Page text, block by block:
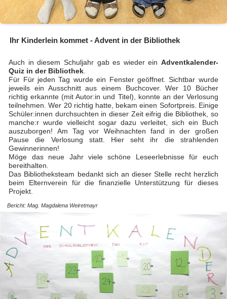
Ihr Kinderlein kommet - Advent in der Bibliothek
Auch in diesem Schuljahr gab es wieder ein Adventkalender-
Quiz in der Bibliothek.
Für Für jeden Tag wurde ein Fenster geöffnet. Sichtbar wurde
jeweils ein Ausschnitt aus einem Buchcover. Wer 10 Bücher
richtig erkannte (mit Autor:in und Titel), konnte an der Verlosung
teilnehmen. Wer 20 richtig hatte, bekam einen Sofortpreis. Einige
Schüler:innen durchsuchten in dieser Zeit eifrig die Bibliothek, so
manche:r wurde vielleicht sogar dazu verleitet, sich ein Buch
auszuborgen! Am Tag vor Weihnachten fand in der großen
Pause die Verlosung statt. Hier seht ihr die strahlenden
Gewinnerinnen!
Möge das neue Jahr viele schöne Leseerlebnisse für euch
bereithalten.
Das Bibliotheksteam bedankt sich an dieser Stelle recht herzlich
beim Elternverein für die finanzielle Unterstützung für dieses
Projekt.
Bericht: Mag. Magdalena Weiretmayr